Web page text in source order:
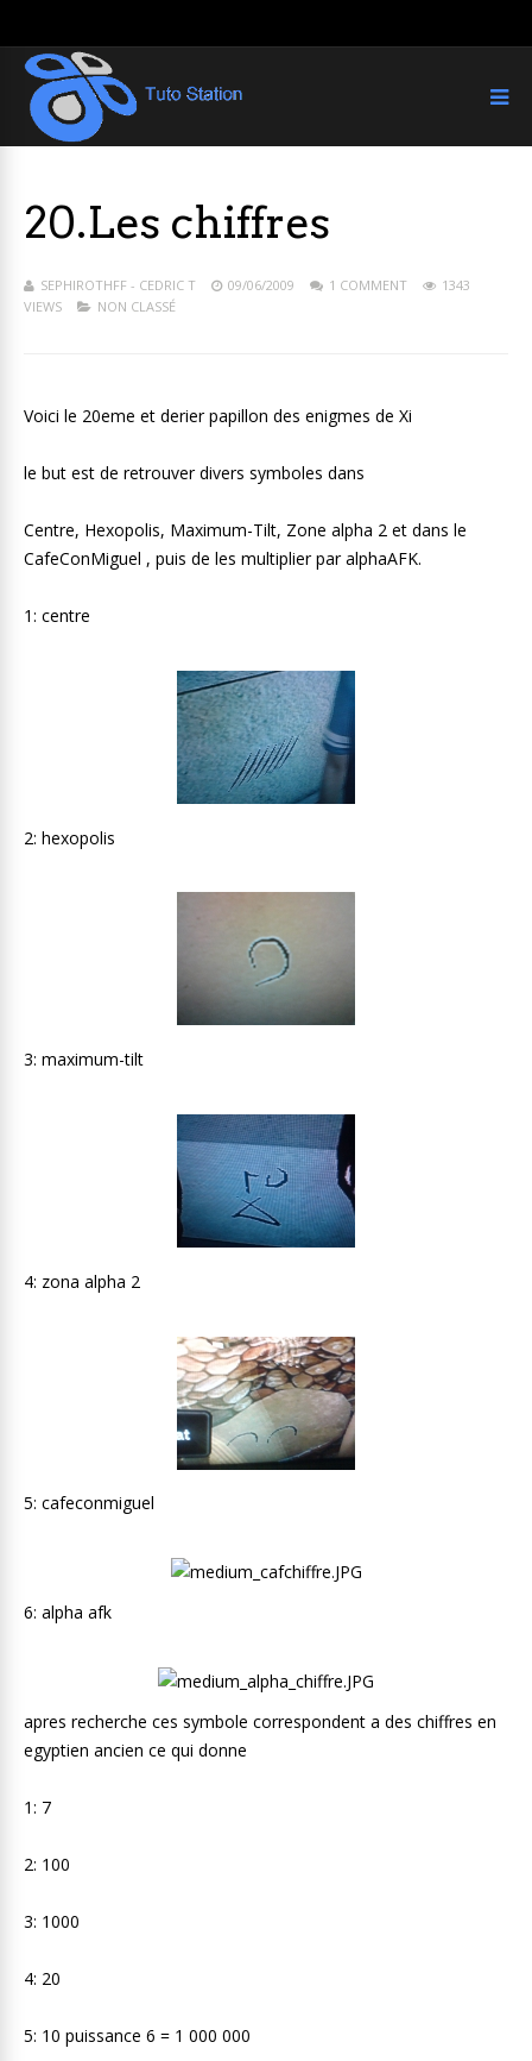
20.Les chiffres
SEPHIROTHFF - CEDRIC T 09/06/2009 1 COMMENT
1343
VIEWS
NON CLASSÉ
Voici le 20eme et derier papillon des enigmes de Xi
le but est de retrouver divers symboles dans
Centre, Hexopolis, Maximum-Tilt, Zone alpha 2 et dans le
CafeConMiguel , puis de les multiplier par alphaAFK.
1: centre
2: hexopolis
3: maximum-tilt
4: zona alpha 2
5: cafeconmiguel
6: alpha afk
apres recherche ces symbole correspondent a des chiffres en
egyptien ancien ce qui donne
1: 7
2: 100
3: 1000
4: 20
5: 10 puissance 6 = 1 000 000